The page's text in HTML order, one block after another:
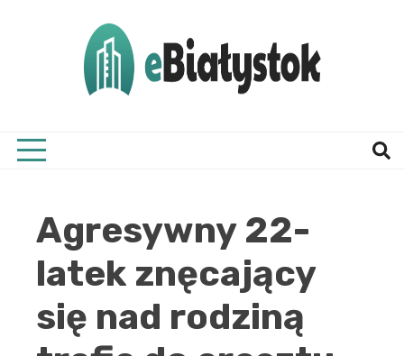
Agresywny 22-
latek znęcający
się nad rodziną